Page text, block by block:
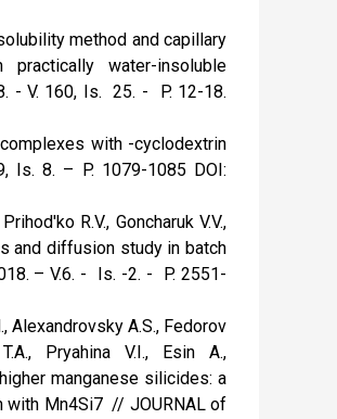
method and capillary
water-insoluble
- V. 160, Is. 25. - P. 12-18.
with -cyclodextrin
Is. 8. – P. 1079-1085 DOI:
R.V., Goncharuk V.V.,
and diffusion study in batch
– V.6. - Is. -2. - P. 2551-
Alexandrovsky A.S., Fedorov
Pryahina V.I., Esin A.,
manganese silicides: a
with Mn4Si7 // JOURNAL of